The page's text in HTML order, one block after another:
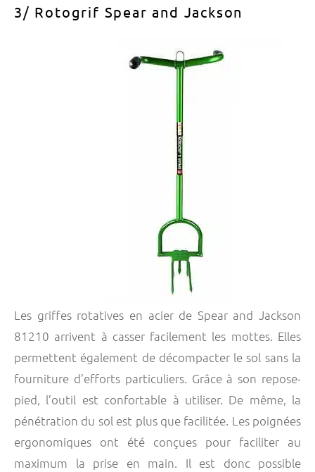
3/ Rotogrif Spear and Jackson
Les griffes rotatives en acier de Spear and Jackson
81210 arrivent à casser facilement les mottes. Elles
permettent également de décompacter le sol sans la
fourniture d’efforts particuliers. Grâce à son repose-
pied, l’outil est confortable à utiliser. De même, la
pénétration du sol est plus que facilitée. Les poignées
ergonomiques ont été conçues pour faciliter au
maximum la prise en main. Il est donc possible